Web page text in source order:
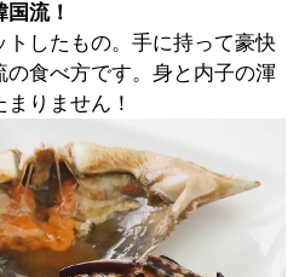
流！
したもの。手に持って豪快
の食べ方です。身と内子の渾
りません！